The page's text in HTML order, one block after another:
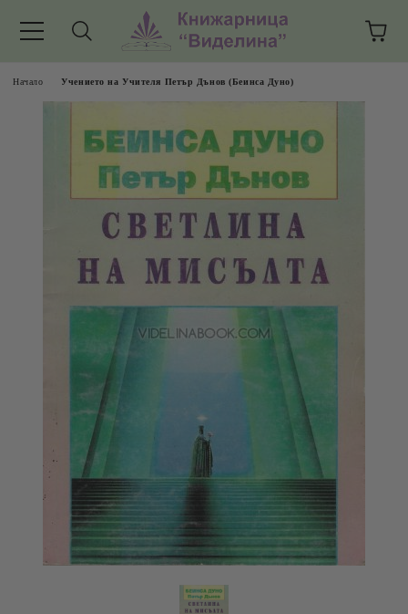
Начало Учението на Учителя Петър Дънов (Беинса Дуно)